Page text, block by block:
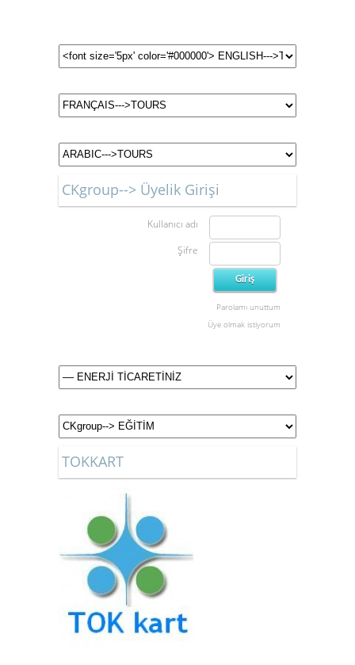
CKgroup--> Üyelik Girişi
Kullanıcı adı
Şifre
Parolamı unuttum
Üye olmak istiyorum
TOKKART